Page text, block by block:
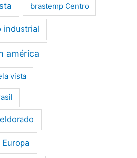
brastemp Centro
industrial
américa
vista